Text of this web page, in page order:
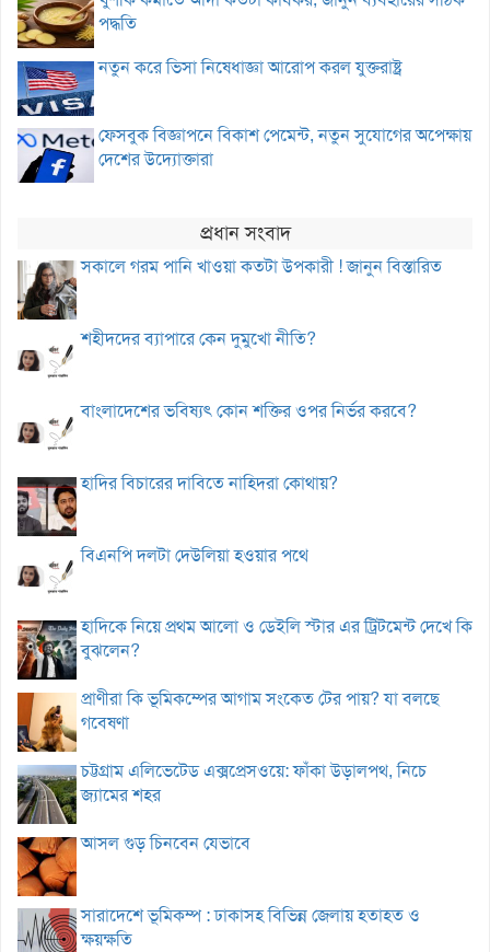
পদ্ধতি
নতুন করে ভিসা নিষেধাজ্ঞা আরোপ করল যুক্তরাষ্ট্র
ফেসবুক বিজ্ঞাপনে বিকাশ পেমেন্ট, নতুন সুযোগের অপেক্ষায়
দেশের উদ্যোক্তারা
প্রধান সংবাদ
সকালে গরম পানি খাওয়া কতটা উপকারী ! জানুন বিস্তারিত
শহীদদের ব্যাপারে কেন দুমুখো নীতি?
বাংলাদেশের ভবিষ্যৎ কোন শক্তির ওপর নির্ভর করবে?
হাদির বিচারের দাবিতে নাহিদরা কোথায়?
বিএনপি দলটা দেউলিয়া হওয়ার পথে
হাদিকে নিয়ে প্রথম আলো ও ডেইলি স্টার এর ট্রিটমেন্ট দেখে কি
বুঝলেন?
প্রাণীরা কি ভূমিকম্পের আগাম সংকেত টের পায়? যা বলছে
গবেষণা
চট্টগ্রাম এলিভেটেড এক্সপ্রেসওয়ে: ফাঁকা উড়ালপথ, নিচে
জ্যামের শহর
আসল গুড় চিনবেন যেভাবে
সারাদেশে ভূমিকম্প : ঢাকাসহ বিভিন্ন জেলায় হতাহত ও
ক্ষয়ক্ষতি